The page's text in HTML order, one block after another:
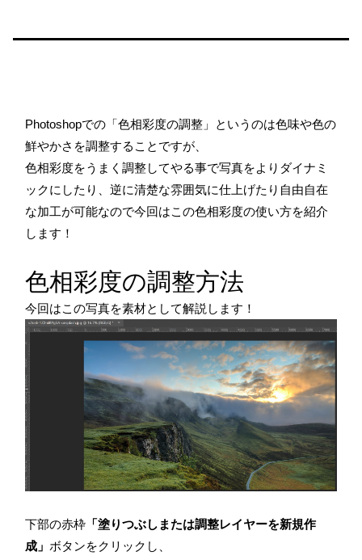
Photoshopでの「色相彩度の調整」というのは色味や色の
鮮やかさを調整することですが、
色相彩度をうまく調整してやる事で写真をよりダイナミ
ックにしたり、逆に清楚な雰囲気に仕上げたり自由自在
な加工が可能なので今回はこの色相彩度の使い方を紹介
します！
色相彩度の調整方法
今回はこの写真を素材として解説します！
下部の赤枠 「塗りつぶしまたは調整レイヤーを新規作
成」 ボタンをクリックし、